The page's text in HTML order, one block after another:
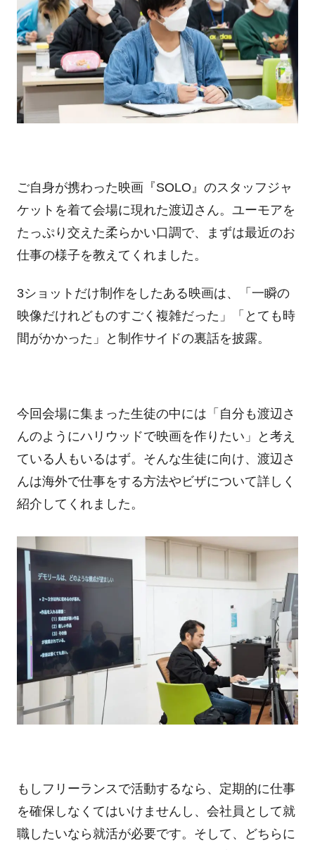
ご自身が携わった映画『SOLO』のスタッフジャ
ケットを着て会場に現れた渡辺さん。ユーモアを
たっぷり交えた柔らかい口調で、まずは最近のお
仕事の様子を教えてくれました。
3ショットだけ制作をしたある映画は、「一瞬の
映像だけれどものすごく複雑だった」「とても時
間がかかった」と制作サイドの裏話を披露。
今回会場に集まった生徒の中には「自分も渡辺さ
んのようにハリウッドで映画を作りたい」と考え
ている人もいるはず。そんな生徒に向け、渡辺さ
んは海外で仕事をする方法やビザについて詳しく
紹介してくれました。
もしフリーランスで活動するなら、定期的に仕事
を確保しなくてはいけませんし、会社員として就
職したいなら就活が必要です。そして、どちらに